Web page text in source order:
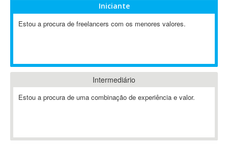
A-GPS
ABAP
Abaqus
ABBYY FineReader
Ableton
Iniciante
Estou a procura de freelancers com os menores valores.
Intermediário
Estou a procura de uma combinação de experiência e valor.